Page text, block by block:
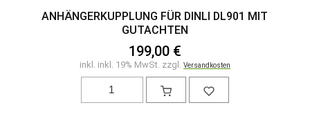
ANHÄNGERKUPPLUNG FÜR DINLI DL901 MIT
GUTACHTEN
199,00 €
inkl. inkl. 19% MwSt. zzgl. Versandkosten